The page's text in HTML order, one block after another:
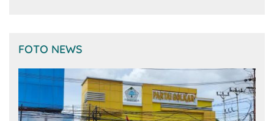
FOTO NEWS